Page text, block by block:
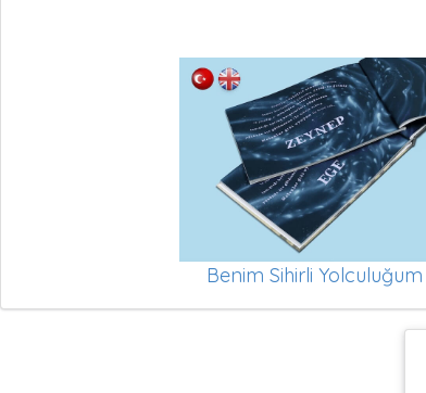
Benim Sihirli Yolculuğum